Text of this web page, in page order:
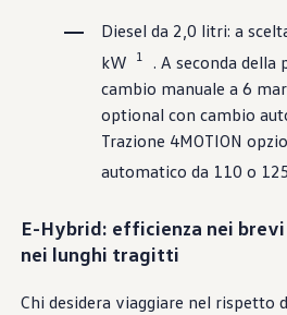
Itinerari e viaggi
Collezione California
App California
Diesel da 2,0 litri: a
kW
1
. A seconda della
cambio manuale a 6
optional con cambio
Trazione 4MOTION
automatico da 110 o
E-Hybrid: efficienza nei
nei lunghi tragitti
Chi desidera viaggiare nel rispetto